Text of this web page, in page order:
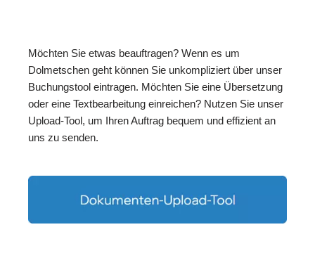
Möchten Sie etwas beauftragen? Wenn es um
Dolmetschen geht können Sie unkompliziert über unser
Buchungstool eintragen. Möchten Sie eine Übersetzung
oder eine Textbearbeitung einreichen? Nutzen Sie unser
Upload-Tool, um Ihren Auftrag bequem und effizient an
uns zu senden.